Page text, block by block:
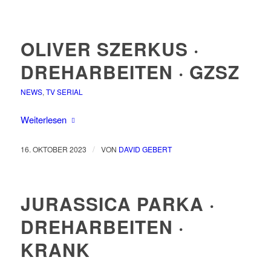
OLIVER SZERKUS ·
DREHARBEITEN · GZSZ
NEWS, TV SERIAL
Weiterlesen
16. OKTOBER 2023 / VON DAVID GEBERT
JURASSICA PARKA ·
DREHARBEITEN ·
KRANK